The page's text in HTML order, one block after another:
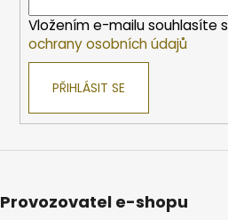
Vložením e-mailu souhlasíte s
ochrany osobních údajů
PŘIHLÁSIT SE
Provozovatel e-shopu